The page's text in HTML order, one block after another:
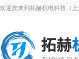
欢迎您来到拓赫机电科技（上